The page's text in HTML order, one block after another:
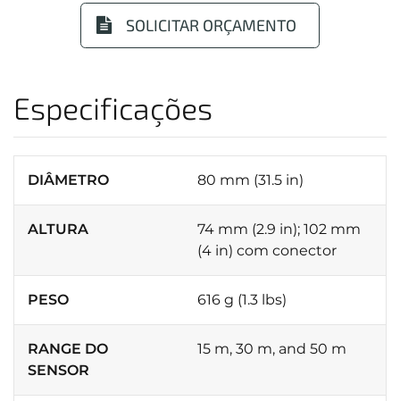
SOLICITAR ORÇAMENTO
Especificações
DIÂMETRO 80 mm (31.5 in)
ALTURA
74 mm (2.9 in); 102 mm
(4 in) com conector
PESO 616 g (1.3 lbs)
RANGE DO
SENSOR
15 m, 30 m, and 50 m